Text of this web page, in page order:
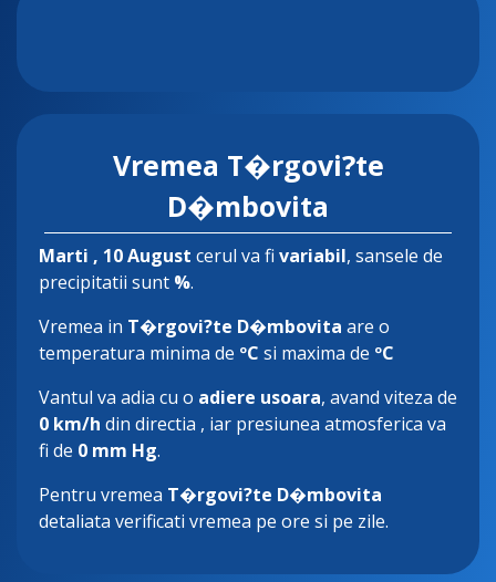
Vremea T�rgovi?te
D�mbovita
Marti , 10 August cerul va fi variabil, sansele de
precipitatii sunt %.
Vremea in T�rgovi?te D�mbovita are o
temperatura minima de ºC si maxima de ºC
Vantul va adia cu o adiere usoara, avand viteza de
0 km/h din directia , iar presiunea atmosferica va
fi de 0 mm Hg.
Pentru vremea T�rgovi?te D�mbovita
detaliata verificati vremea pe ore si pe zile.